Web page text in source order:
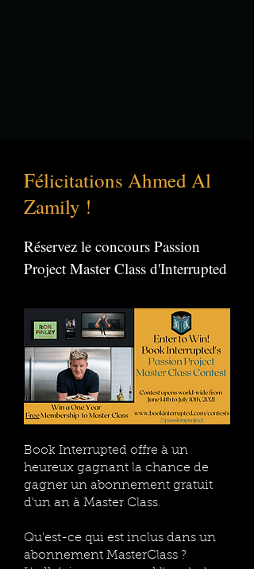
Félicitations Ahmed Al
Zamily !
Réservez le concours Passion
Project Master Class d'Interrupted
Book Interrupted offre à un
heureux gagnant la chance de
gagner un abonnement gratuit
d'un an à Master Class.
Qu'est-ce qui est inclus dans un
abonnement MasterClass ?